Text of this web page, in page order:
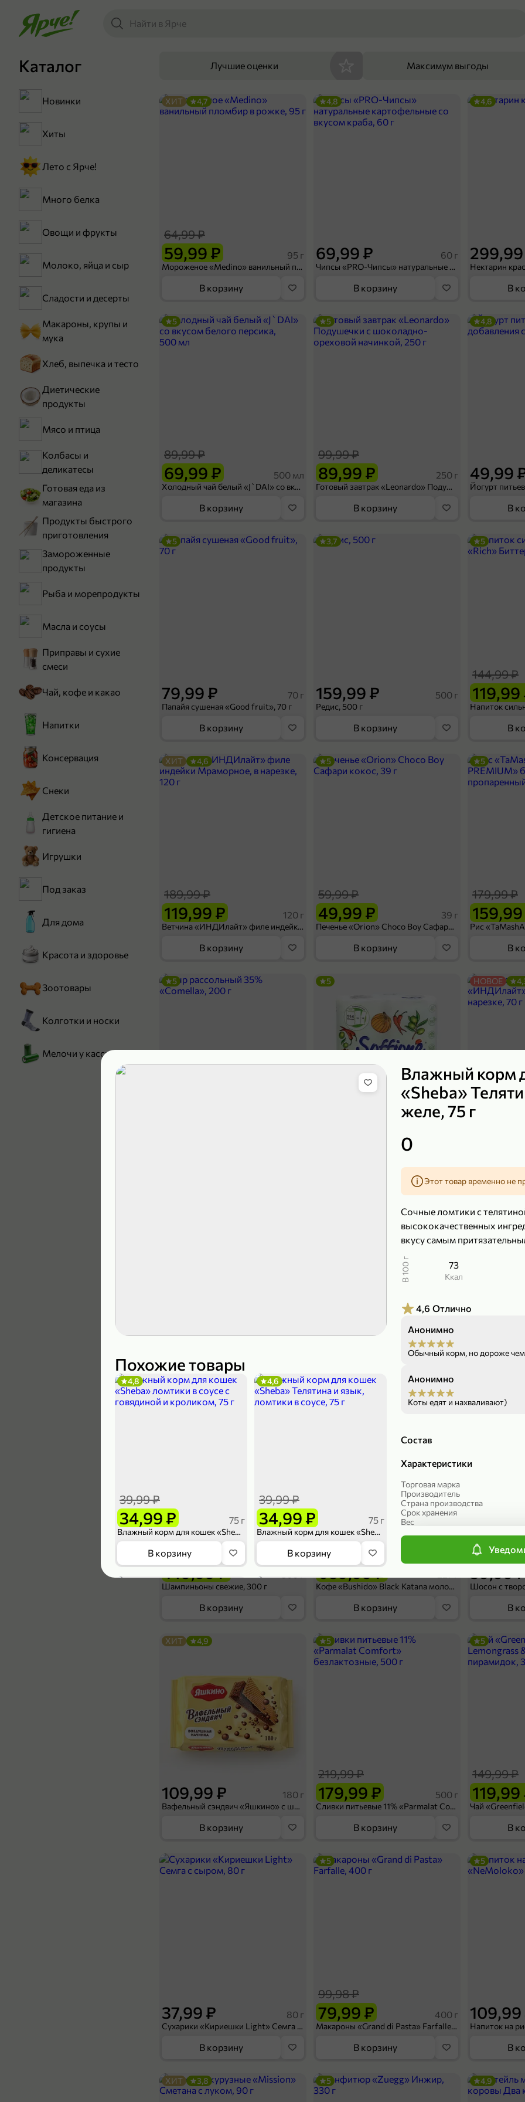
Похожие товары
34,99 ₽
39,99 ₽
75 г
Влажный корм для кошек «Sheba» ломтики в соусе с говядиной и кроликом, 75 г
4,8
В корзину
34,99 ₽
39,99 ₽
75 г
Влажный корм для кошек «Sheba» Телятина и язык, ломтики в соусе, 75 г
4,6
В корзину
75 г
Влажный корм для кошек «Sheba» Ломтики в соусе с курицей и индейкой, 75 г
39,99 ₽
49,99 ₽
Влажный корм
«Sheba»
желе, 75 г
0
Этот товар временно не
Сочные ломтики с
высококачественных
вкусу самым
В 100 г 73
ккал
4,6 Отлично
Анонимно
Обычный корм, но дороже чем
Анонимно
Коты едят и нахваливают)
Состав
Характеристики
Торговая марка
Производитель
Страна производства
Срок хранения
Вес
Упаковка
Зоотовары
Категория
Корма для кошек,
Каталог
Новинки
Хиты
Лето с Ярче!
Много белка
Овощи и фрукты
Молоко, яйца и сыр
Сладости и десерты
Макароны, крупы и
мука
Хлеб, выпечка и тесто
Диетические
продукты
Мясо и птица
Колбасы и
деликатесы
Готовая еда из
магазина
Продукты быстрого
приготовления
Замороженные
продукты
Рыба и морепродукты
Масла и соусы
Приправы и сухие
смеси
Чай, кофе и какао
Напитки
Консервация
Снеки
Детское питание и
гигиена
Игрушки
Под заказ
Для дома
Красота и здоровье
Зоотовары
Колготки и носки
Мелочи у кассы
Лучшие оценки Максимум выгоды
59,99 ₽
64,99 ₽
95 г
Мороженое «Medino» ванильный пломбир в рожке, 95 г
ХИТ 4,7
В корзину
69,99 ₽ 60 г
Чипсы «PRO-Чипсы» натуральные картофельные со вкусом краба, 60 г
4,8
В корзину
Нектарин
4,6
В
69,99 ₽
89,99 ₽
500 мл
Холодный чай белый «J`DAI» со вкусом белого персика, 500 мл
5
В корзину
89,99 ₽
99,99 ₽
250 г
Готовый завтрак «Leonardo» Подушечки с шоколадно-ореховой начинкой, 250 г
5
В корзину
49,99
4,8
В
79,99 ₽ 70 г
Папайя сушеная «Good fruit», 70 г
5
В корзину
159,99 ₽ 500 г
Редис, 500 г
3,7
В корзину
119,99
144,99 ₽
5
В
119,99 ₽
189,99 ₽
120 г
Ветчина «ИНДИлайт» филе индейки Мраморное, в нарезке, 120 г
ХИТ 4,6
В корзину
49,99 ₽
59,99 ₽
39 г
Печенье «Orion» Choco Boy Сафари кокос, 39 г
5
В корзину
179,99 ₽
5
В
5 5
219,99 ₽
НОВОЕ
В
119,99 ₽
В корзину
299,99 ₽
300 г
В корзину
149,99 ₽
169,99 ₽
Шампиньоны свежие, 300 г
В корзину
689,99 ₽
839,99 ₽
Кофе «Bushido» Black Katana молотый, 227 г
В корзину
59,99
В
109,99 ₽ 180 г
Вафельный сэндвич «Яшкино» с шоколадной начинкой, 180 г
ХИТ 4,9
В корзину
179,99 ₽
219,99 ₽
500 г
Сливки питьевые 11% «Parmalat Comfort» безлактозные, 500 г
5
В корзину
119,99
149,99 ₽
5
В
37,99 ₽ 80 г
Сухарики «Кириешки Light» Семга с сыром, 80 г
В корзину
79,99 ₽
99,98 ₽
400 г
Макароны «Grand di Pasta» Farfalle, 400 г
5
В корзину
109,99
5
В
ХИТ 3,8 5 4,9